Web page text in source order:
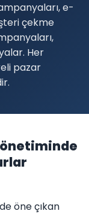
e-
çekme
Her
pazar
öne çıkan